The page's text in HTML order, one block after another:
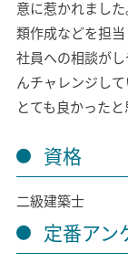
意に惹かれまし
類作成などを担
社員への相談が
んチャレンジし
とても良かったと
資格
二級建築士
定番アン